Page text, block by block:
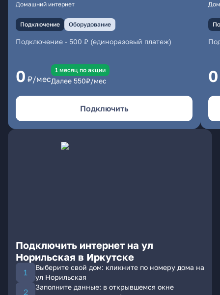
Домашний интернет
Подключение Оборудование
Подключение - 500 ₽ (единоразовый платеж)
0 ₽/мес
1 месяц по акции
Далее 550₽/мес
Подключить
0
Подключить интернет на ул
Норильская в Иркутске
Выберите свой дом: кликните по номеру дома на
ул Норильская
Заполните данные: в открывшемся окне